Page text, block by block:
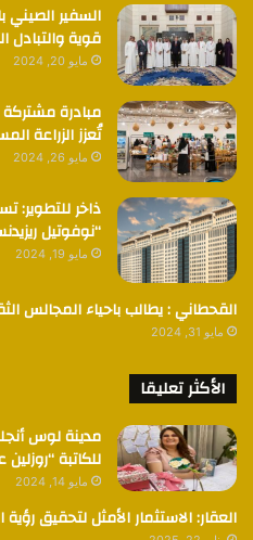
السفير
قوية والتبادل التجاري
مايو 20, 2024
مبادرة
تُعزز الزراعة
مايو 26, 2024
ذاخر للتطوير:
“نوفوتيل
مايو 19, 2024
القحطاني : يطالب باحياء المجالس
مايو 31, 2024
الأكثر تعليقا
للكاتبة
مايو 14, 2024
العقار: الاستثمار الأمثل لتحقيق رؤية